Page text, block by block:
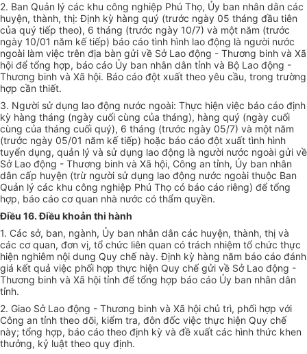
2. Ban Quản lý các khu công nghiệp Phú Thọ, Ủy ban nhân dân các
huyện, thành, thị: Định kỳ hàng quý (trước ngày 05 tháng đầu tiên
của quý tiếp theo), 6 tháng (trước ngày 10/7) và một năm (trước
ngày 10/01 năm kế tiếp) báo cáo tình hình lao động là người nước
ngoài làm việc trên địa bàn gửi về Sở Lao động - Thương binh và Xã
hội để tổng hợp, báo cáo Ủy ban nhân dân tỉnh và Bộ Lao động -
Thương binh và Xã hội. Báo cáo đột xuất theo yêu cầu, trong trường
hợp cần thiết.
3. Người sử dụng lao động nước ngoài: Thực hiện việc báo cáo định
kỳ hàng tháng (ngày cuối cùng của tháng), hàng quý (ngày cuối
cùng của tháng cuối quý), 6 tháng (trước ngày 05/7) và một năm
(trước ngày 05/01 năm kế tiếp) hoặc báo cáo đột xuất tình hình
tuyển dụng, quản lý và sử dụng lao động là người nước ngoài gửi về
Sở Lao động - Thương binh và Xã hội, Công an tỉnh, Ủy ban nhân
dân cấp huyện (trừ người sử dụng lao động nước ngoài thuộc Ban
Quản lý các khu công nghiệp Phú Thọ có báo cáo riêng) để tổng
hợp, báo cáo cơ quan nhà nước có thẩm quyền.
Điều 16. Điều khoản thi hành
1. Các sở, ban, ngành, Ủy ban nhân dân các huyện, thành, thị và
các cơ quan, đơn vị, tổ chức liên quan có trách nhiệm tổ chức thực
hiện nghiêm nội dung Quy chế này. Định kỳ hàng năm báo cáo đánh
giá kết quả việc phối hợp thực hiện Quy chế gửi về Sở Lao động -
Thương binh và Xã hội tỉnh để tổng hợp báo cáo Ủy ban nhân dân
tỉnh.
2. Giao Sở Lao động - Thương binh và Xã hội chủ trì, phối hợp với
Công an tỉnh theo dõi, kiểm tra, đôn đốc việc thực hiện Quy chế
này; tổng hợp, báo cáo theo định kỳ và đề xuất các hình thức khen
thưởng, kỷ luật theo quy định.